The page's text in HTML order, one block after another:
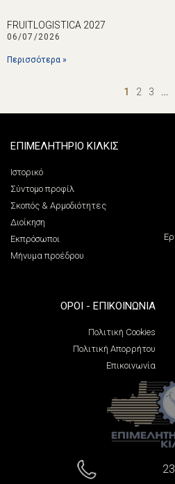
FRUITLOGISTICA 2027
06/07/2026
Περισσότερα »
1 2 3 …
ΕΠΙΜΕΛΗΤΗΡΙΟ ΚΙΛΚΙΣ
Ιστορικό
Σύντομο προφίλ
Σκοπός & Αρμοδιότητες
Διοίκηση
Εκπρόσωποι
Μήνυμα προέδρου
ΌΡΟΙ - ΕΠΙΚΟΙΝΩΝΊΑ
Πολιτική Cookies
Πολιτική Απορρήτου
Επικοινωνία